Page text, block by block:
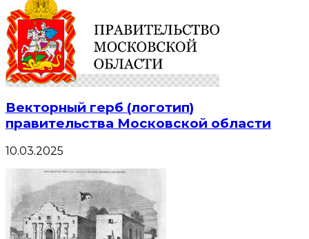
Векторный герб (логотип)
правительства Московской области
10.03.2025